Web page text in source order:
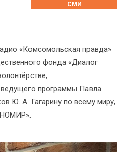
СМИ
«Комсомольская правда»
фонда «Диалог
ведущего программы Павла
Ю. А. Гагарину по всему миру,